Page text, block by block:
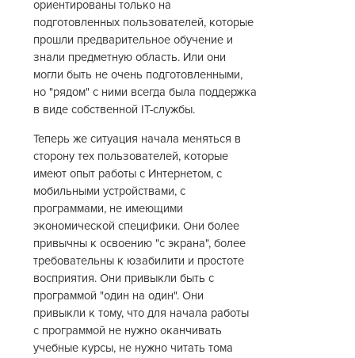
ориентированы только на
подготовленных пользователей, которые
прошли предварительное обучение и
знали предметную область. Или они
могли быть не очень подготовленными,
но "рядом" с ними всегда была поддержка
в виде собственной IT-службы.
Теперь же ситуация начала меняться в
сторону тех пользователей, которые
имеют опыт работы с Интернетом, с
мобильными устройствами, с
программами, не имеющими
экономической специфики. Они более
привычны к освоению "с экрана", более
требовательны к юзабилити и простоте
восприятия. Они привыкли быть с
программой "один на один". Они
привыкли к тому, что для начала работы
с программой не нужно оканчивать
учебные курсы, не нужно читать тома